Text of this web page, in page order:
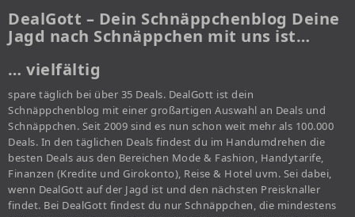
DealGott – Dein Schnäppchenblog Deine
Jagd nach Schnäppchen mit uns ist…
… vielfältig
spare täglich bei über 35 Deals. DealGott ist dein
Schnäppchenblog mit einer großartigen Auswahl an Deals und
Schnäppchen. Seit 2009 sind es nun schon weit mehr als 100.000
Deals. In den täglichen Deals findest du im Handumdrehen die
besten Deals aus den Bereichen Mode & Fashion, Handytarife,
Finanzen (Kredite und Girokonto), Reise & Hotel uvm. Sei dabei,
wenn DealGott auf der Jagd ist und den nächsten Preisknaller
findet. Bei DealGott findest du nur Schnäppchen, die mindestens